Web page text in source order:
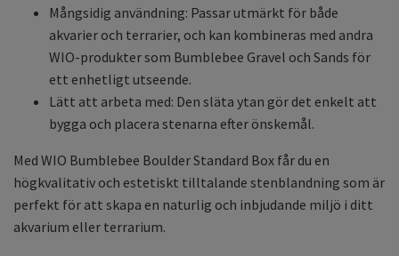
Mångsidig användning: Passar utmärkt för både
akvarier och terrarier, och kan kombineras med andra
WIO-produkter som Bumblebee Gravel och Sands för
ett enhetligt utseende.
Lätt att arbeta med: Den släta ytan gör det enkelt att
bygga och placera stenarna efter önskemål.
Med WIO Bumblebee Boulder Standard Box får du en
högkvalitativ och estetiskt tilltalande stenblandning som är
perfekt för att skapa en naturlig och inbjudande miljö i ditt
akvarium eller terrarium.